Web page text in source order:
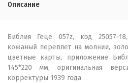
Описание
Библия Геце 057z, код 25057-
кожаный переплет на молнии,
цветные карты, приложение
145*220 мм, оригинальная
корректуры 1939 года